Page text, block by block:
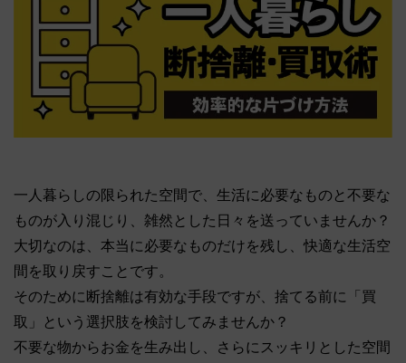
一人暮らしの限られた空間で、生活に必要なものと不要な
ものが入り混じり、雑然とした日々を送っていませんか？
大切なのは、本当に必要なものだけを残し、快適な生活空
間を取り戻すことです。
そのために断捨離は有効な手段ですが、捨てる前に「買
取」という選択肢を検討してみませんか？
不要な物からお金を生み出し、さらにスッキリとした空間